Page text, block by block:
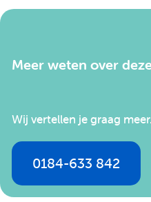
Meer weten over
Wij vertellen je graag meer.
0184-633 842